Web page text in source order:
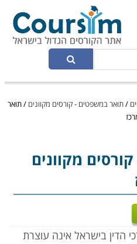
/תואר במשפטים - קורסים מקוונים /תואר
מקוונים
הדין בישראל אינה עוצרת